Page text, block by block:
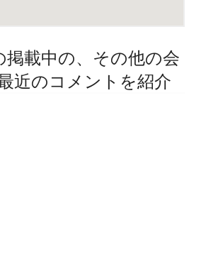
掲載中の、その他の会
近のコメントを紹介